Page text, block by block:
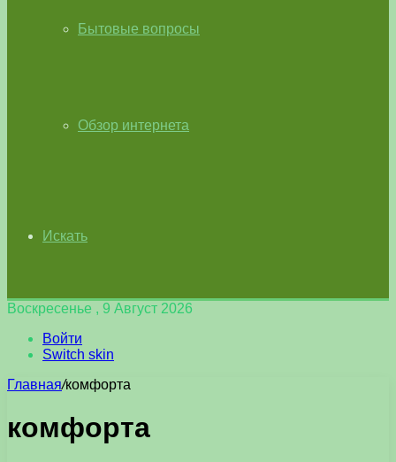
Бытовые вопросы
Обзор интернета
Искать
Воскресенье , 9 Август 2026
Войти
Switch skin
Главная/комфорта
комфорта